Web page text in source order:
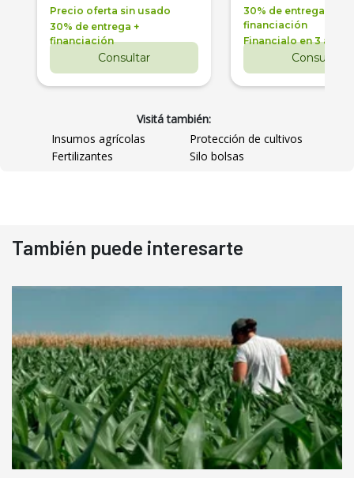
Precio oferta sin usado
30% de entrega +
financiación
Consultar
30% de entrega +
financiación
Financialo en 3 años
Consultar
Visitá también:
Insumos agrícolas
Protección de cultivos
Fertilizantes
Silo bolsas
También puede interesarte